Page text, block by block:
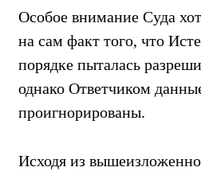
Особое внимание Суда
на сам факт того, что
порядке пыталась
однако Ответчиком
проигнорированы.
Исходя из